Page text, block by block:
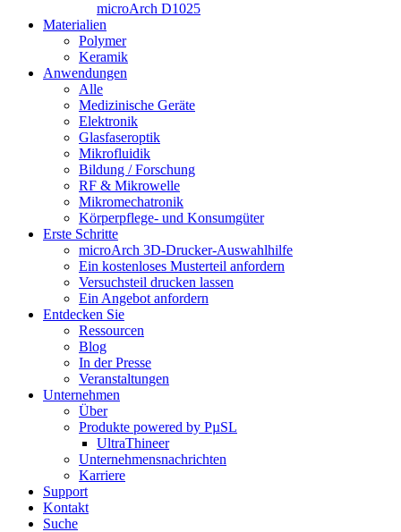
microArch D1025
Materialien
Polymer
Keramik
Anwendungen
Alle
Medizinische Geräte
Elektronik
Glasfaseroptik
Mikrofluidik
Bildung / Forschung
RF & Mikrowelle
Mikromechatronik
Körperpflege- und Konsumgüter
Erste Schritte
microArch 3D-Drucker-Auswahlhilfe
Ein kostenloses Musterteil anfordern
Versuchsteil drucken lassen
Ein Angebot anfordern
Entdecken Sie
Ressourcen
Blog
In der Presse
Veranstaltungen
Unternehmen
Über
Produkte powered by PµSL
UltraThineer
Unternehmensnachrichten
Karriere
Support
Kontakt
Suche